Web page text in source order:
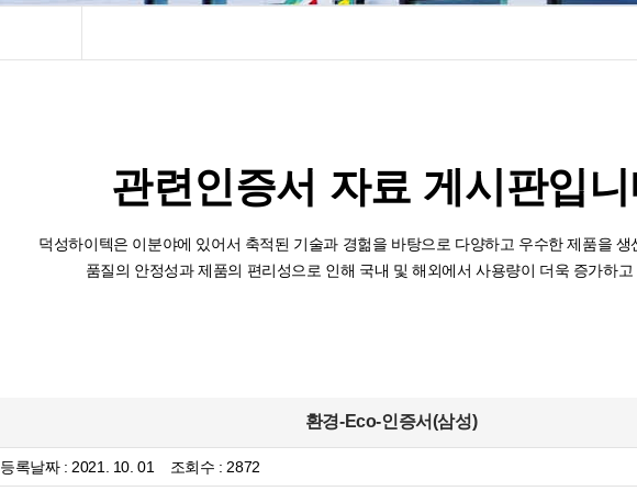
관련인증서 자료 게시판입
덕성하이텍은 이분야에 있어서 축적된 기술과 경헒을 바탕으로 다양하고 우수한 제품을 생
품질의 안정성과 제품의 편리성으로 인해 국내 및 해외에서 사용량이 더욱 증가하
환경-Eco-인증서(삼성)
등록날짜 : 2021. 10. 01 조회수 : 2872